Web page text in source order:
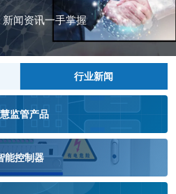
闻资讯一手掌握
行业新闻
监管产品
能控制器